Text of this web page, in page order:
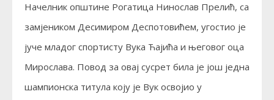
Начелник општине Рогатица Нинослав Прелић, са
замјеником Десимиром Деспотовићем, угостио је
јуче младог спортисту Вука Ћајића и његовог оца
Мирослава. Повод за овај сусрет била је још једна
шампионска титула коју је Вук освојио у